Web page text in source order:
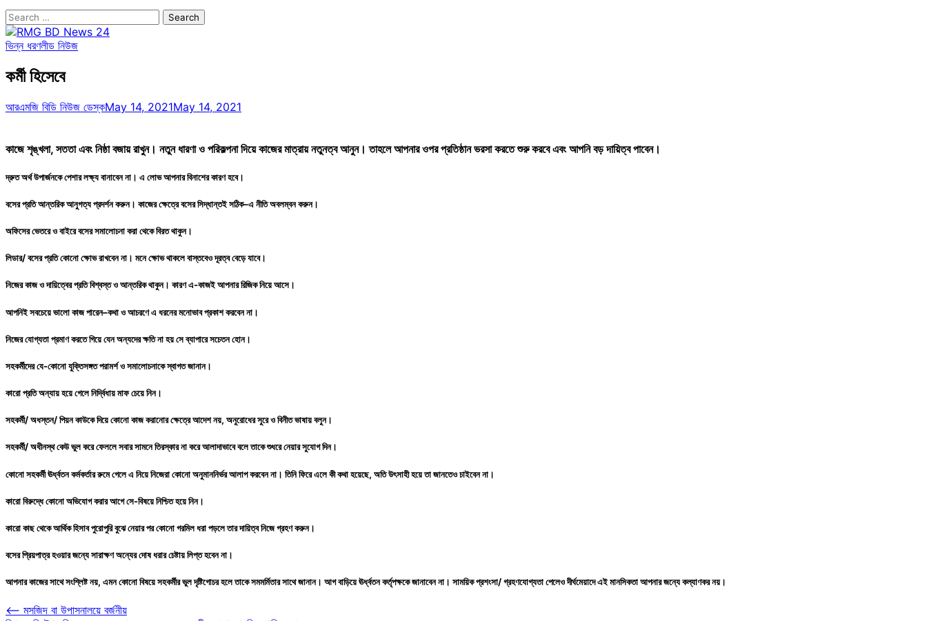
Search
for:
ভিন্ন ধরণলীড নিউজ
কর্মী হিসেবে
আরএমজি বিডি নিউজ ডেস্কMay 14, 2021May 14, 2021
কাজে শৃঙ্খলা, সততা এবং নিষ্ঠা বজায় রাখুন। নতুন ধারণা ও পরিকল্পনা দিয়ে কাজের মাত্রায় নতুনত্ব আনুন। তাহলে আপনার ওপর প্রতিষ্ঠান ভরসা করতে শুরু করবে এবং আপনি বড় দায়িত্ব পাবেন।
দ্রুত অর্থ উপার্জনকে পেশার লক্ষ্য বানাবেন না। এ লোভ আপনার বিনাশের কারণ হবে।
বসের প্রতি আন্তরিক আনুগত্য প্রদর্শন করুন। কাজের ক্ষেত্রে বসের সিদ্ধান্তই সঠিক–এ নীতি অবলম্বন করুন।
অফিসের ভেতরে ও বাইরে বসের সমালোচনা করা থেকে বিরত থাকুন।
লিডার/ বসের প্রতি কোনো ক্ষোভ রাখবেন না। মনে ক্ষোভ থাকলে বাস্তবেও দূরত্ব বেড়ে যাবে।
নিজের কাজ ও দায়িত্বের প্রতি বিশ্বস্ত ও আন্তরিক থাকুন। কারণ এ-কাজই আপনার রিজিক নিয়ে আসে।
আপনিই সবচেয়ে ভালো কাজ পারেন–কথা ও আচরণে এ ধরনের মনোভাব প্রকাশ করবেন না।
নিজের যোগ্যতা প্রমাণ করতে গিয়ে যেন অন্যদের ক্ষতি না হয় সে ব্যাপারে সচেতন হোন।
সহকর্মীদের যে-কোনো যুক্তিসঙ্গত পরামর্শ ও সমালোচনাকে স্বাগত জানান।
কারো প্রতি অন্যায় হয়ে গেলে নির্দ্বিধায় মাফ চেয়ে নিন।
সহকর্মী/ অধস্তন/ পিয়ন কাউকে দিয়ে কোনো কাজ করানোর ক্ষেত্রে আদেশ নয়, অনুরোধের সুরে ও বিনীত ভাষায় বলুন।
সহকর্মী/ অধীনস্থ কেউ ভুল করে ফেললে সবার সামনে তিরস্কার না করে আলাদাভাবে বলে তাকে শুধরে নেয়ার সুযোগ দিন।
কোনো সহকর্মী ঊর্ধ্বতন কর্মকর্তার রুমে গেলে এ নিয়ে নিজেরা কোনো অনুমাননির্ভর আলাপ করবেন না। তিনি ফিরে এলে কী কথা হয়েছে, অতি উৎসাহী হয়ে তা জানতেও চাইবেন না।
কারো বিরুদ্ধে কোনো অভিযোগ করার আগে সে-বিষয়ে নিশ্চিত হয়ে নিন।
কারো কাছ থেকে আর্থিক হিসাব পুরোপুরি বুঝে নেয়ার পর কোনো গরমিল ধরা পড়লে তার দায়িত্ব নিজে গ্রহণ করুন।
বসের প্রিয়পাত্র হওয়ার জন্যে সারাক্ষণ অন্যের দোষ ধরার চেষ্টায় লিপ্ত হবেন না।
আপনার কাজের সাথে সংশ্লিষ্ট নয়, এমন কোনো বিষয়ে সহকর্মীর ভুল দৃষ্টিগোচর হলে তাকে সমমর্মিতার সাথে জানান। আগ বাড়িয়ে ঊর্ধ্বতন কর্তৃপক্ষকে জানাবেন না। সাময়িক প্রশংসা/ গ্রহণযোগ্যতা পেলেও দীর্ঘমেয়াদে এই মানসিকতা আপনার জন্যে কল্যাণকর নয়।
Post
⟵ মসজিদ বা উপাসনালয়ে বর্জনীয়